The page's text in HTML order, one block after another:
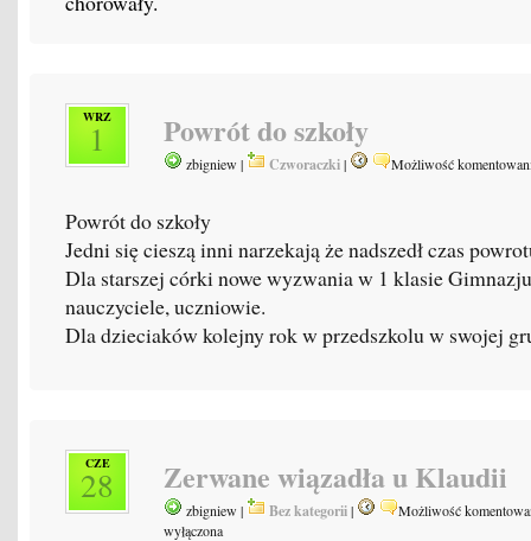
WRZ
1 Powrót do szkoły
zbigniew | Czworaczki| Możliwość
Powrót do szkoły
Jedni się cieszą inni narzekają że nadszedł czas
Dla starszej córki nowe wyzwania w 1 klasie
nauczyciele, uczniowie.
Dla dzieciaków kolejny rok w przedszkolu w swojej
CZE
28 Zerwane wiązadła u Klaudii
zbigniew | Bez kategorii|
Możliwość
wyłączona